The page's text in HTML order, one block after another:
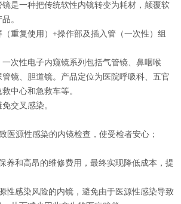
是一种把传统软性内镜转变为耗材，颠覆软
。
重复使用）+操作部及插入管（一次性）组
次性电子内窥镜系列包括气管镜、鼻咽喉
镜、胆道镜。产品定位为医院呼吸科、五官
中心和急救车等。
交叉感染。
性感染的内镜检查，使受检者安心；
养和高昂的维修费用，最终实现降低成本，提
性感染风险的内镜，避免由于医源性感染导致